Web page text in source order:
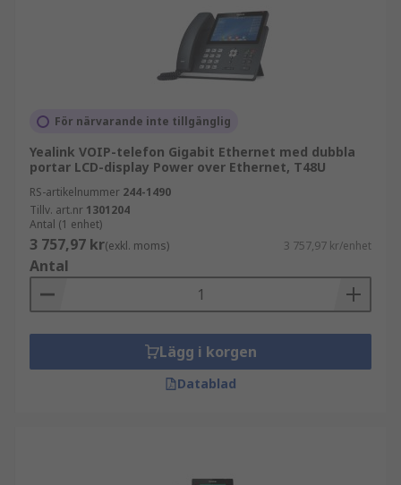
För närvarande inte tillgänglig
Yealink VOIP-telefon Gigabit Ethernet med dubbla
portar LCD-display Power over Ethernet, T48U
RS-artikelnummer 244-1490
Tillv. art.nr 1301204
Antal (1 enhet)
3 757,97 kr(exkl. moms) 3 757,97 kr/enhet
Antal
Lägg i korgen
Datablad